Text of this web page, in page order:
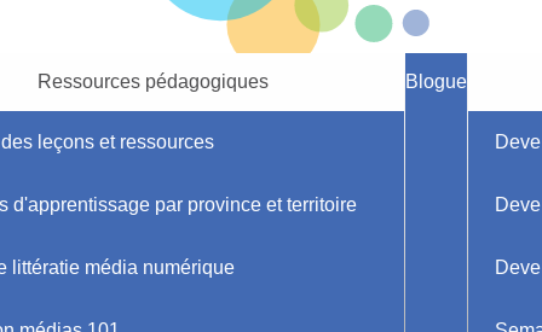
Ressources pédagogiques
leçons et ressources
d'apprentissage par province et territoire
littératie média numérique
Blogue
Blogueur